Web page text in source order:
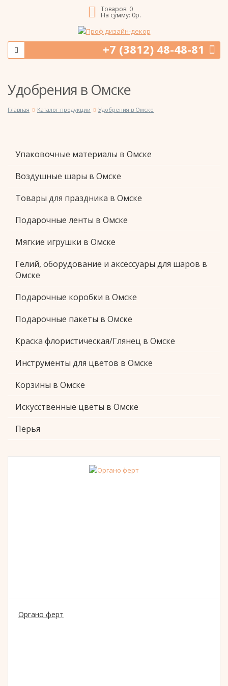
Товаров: 0
На сумму: 0р.
+7 (3812) 48-48-81
Удобрения в Омске
Главная Каталог продукции Удобрения в Омске
Упаковочные материалы в Омске
Воздушные шары в Омске
Товары для праздника в Омске
Подарочные ленты в Омске
Мягкие игрушки в Омске
Гелий, оборудование и аксессуары для шаров в
Омске
Подарочные коробки в Омске
Подарочные пакеты в Омске
Краска флористическая/Глянец в Омске
Инструменты для цветов в Омске
Корзины в Омске
Искусственные цветы в Омске
Перья
Органо ферт